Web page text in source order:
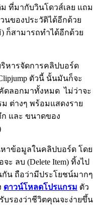
ที่มากับวินโดวส์เลย แถม
นของประวัติได้อีกด้วย
ก็สามารถทำได้อีกด้วย
หารจัดการคลิปบอร์ด
ตัวนี้ นั้นมันก็จะ
ลอกมาทั้งหมด ไม่ว่าจะ
ต่างๆ พร้อมแสดงราย
และ ขนาดของ
าข้อมูลในคลิปบอร์ด โดย
ะ ลบ (Delete Item) ทิ้งไป
น ถือว่ามีประโยชน์มากๆ
ดาวน์โหลดโปรแกรม ตัว
บรองว่าชีวิตคุณจะง่ายขึ้น